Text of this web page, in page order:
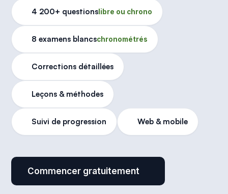
4 200+ questionslibre ou chrono
8 examens blancschronométrés
Corrections détaillées
Leçons & méthodes
Suivi de progression Web & mobile
Commencer gratuitement